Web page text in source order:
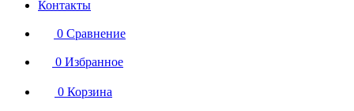
Контакты
0 Сравнение
0 Избранное
0 Корзина